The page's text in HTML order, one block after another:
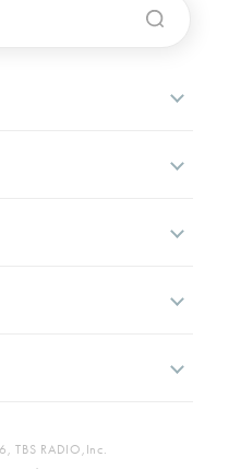
RADIO,Inc.